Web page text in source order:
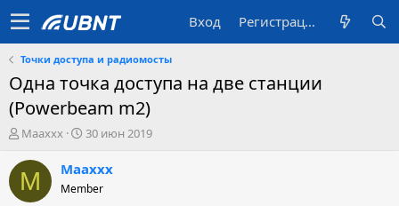
Вход Регистрация
Точки доступа и радиомосты
Одна точка доступа на две станции
(Powerbeam m2)
А
т
о
р
Maaxxx
Д
т
а
с
30 июн 2019
M Maaxxx
Member